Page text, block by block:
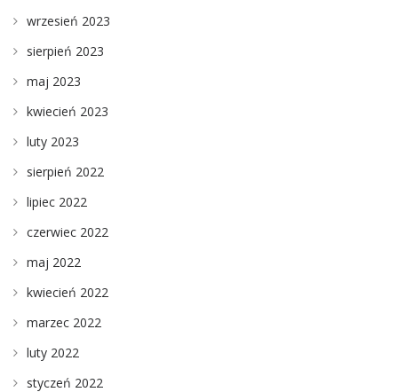
wrzesień 2023
sierpień 2023
maj 2023
kwiecień 2023
luty 2023
sierpień 2022
lipiec 2022
czerwiec 2022
maj 2022
kwiecień 2022
marzec 2022
luty 2022
styczeń 2022